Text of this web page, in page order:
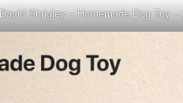
David Shrigley – Homemade Dog Toy –